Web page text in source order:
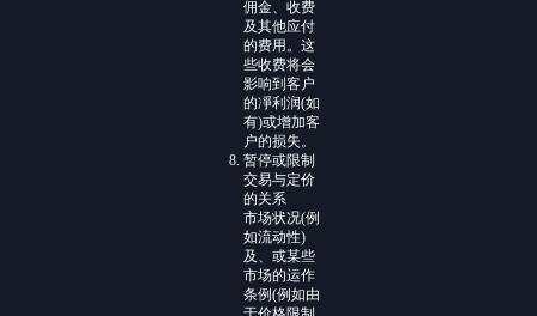
佣金、收费
及其他应付
的费用。这
些收费将会
影响到客户
的凈利润(如
有)或增加客
户的损失。
暂停或限制
交易与定价
的关系
市场状况(例
如流动性)
及、或某些
市场的运作
条例(例如由